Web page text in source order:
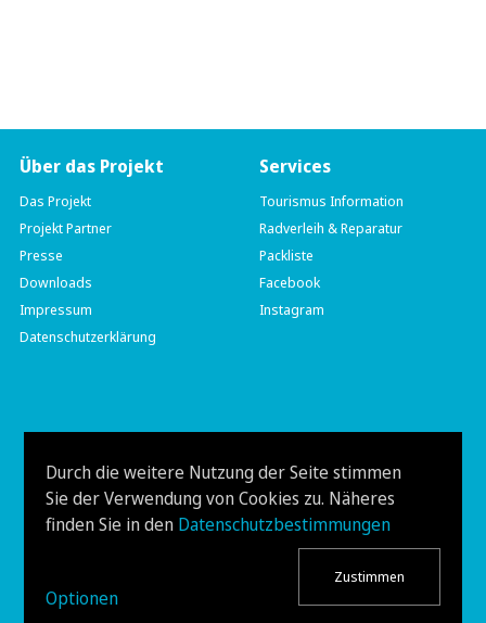
Über das Projekt
Das Projekt
Projekt Partner
Presse
Downloads
Impressum
Datenschutzerklärung
Services
Tourismus Information
Radverleih & Reparatur
Packliste
Facebook
Instagram
Hauptstraße 204
A-9210 Pörtschach
Tel. +43 (0) 677 641 454 53
info@muenchen-venezia.info
https://muenchen-venezia.info/
Durch die weitere Nutzung der Seite stimmen
Sie der Verwendung von Cookies zu. Näheres
finden Sie in den Datenschutzbestimmungen
Optionen
Zustimmen